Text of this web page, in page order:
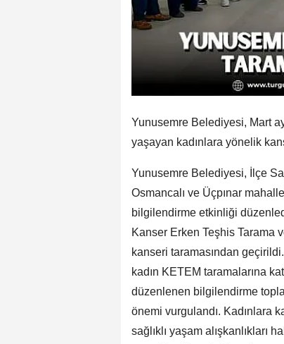
Yunusemre Belediyesi, Mart
yaşayan kadınlara yönelik
Yunusemre Belediyesi, İlçe
Osmancalı ve Üçpınar
bilgilendirme etkinliği
Kanser Erken Teşhis Tarama
kanseri taramasından
kadın KETEM taramalarına
düzenlenen bilgilendirme
önemi vurgulandı. Kadınlara
sağlıklı yaşam alışkanlıkları